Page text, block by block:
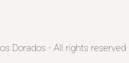
Dorados - All rights reserved